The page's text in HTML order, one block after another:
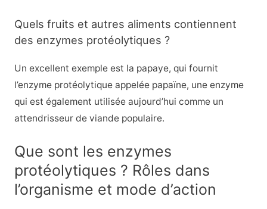
Quels fruits et autres aliments contiennent
des enzymes protéolytiques ?
Un excellent exemple est la papaye, qui fournit
l’enzyme protéolytique appelée papaïne, une enzyme
qui est également utilisée aujourd’hui comme un
attendrisseur de viande populaire.
Que sont les enzymes
protéolytiques ? Rôles dans
l’organisme et mode d’action